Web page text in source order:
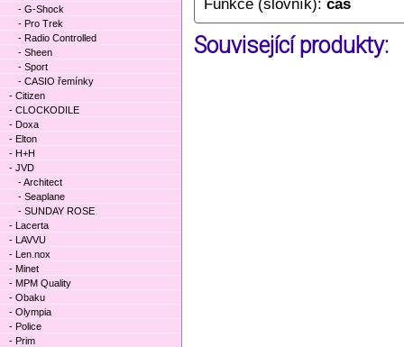
Funkce (slovník): čas
Související produkty:
- G-Shock
- Pro Trek
- Radio Controlled
- Sheen
- Sport
- CASIO řemínky
- Citizen
- CLOCKODILE
- Doxa
- Elton
- H+H
- JVD
- Architect
- Seaplane
- SUNDAY ROSE
- Lacerta
- LAVVU
- Len.nox
- Minet
- MPM Quality
- Obaku
- Olympia
- Police
- Prim